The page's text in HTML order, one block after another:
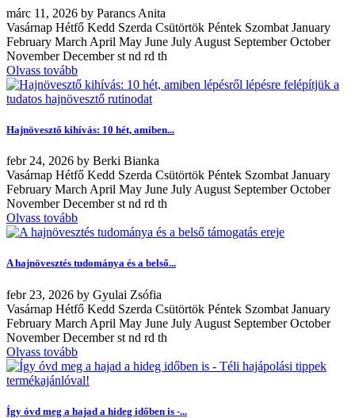
márc 11, 2026 by Parancs Anita
Vasárnap Hétfő Kedd Szerda Csütörtök Péntek Szombat January
February March April May June July August September October
November December st nd rd th
Olvass tovább
Hajnövesztő kihívás: 10 hét, amiben...
febr 24, 2026 by Berki Bianka
Vasárnap Hétfő Kedd Szerda Csütörtök Péntek Szombat January
February March April May June July August September October
November December st nd rd th
Olvass tovább
A hajnövesztés tudománya és a belső...
febr 23, 2026 by Gyulai Zsófia
Vasárnap Hétfő Kedd Szerda Csütörtök Péntek Szombat January
February March April May June July August September October
November December st nd rd th
Olvass tovább
Így óvd meg a hajad a hideg időben is -...